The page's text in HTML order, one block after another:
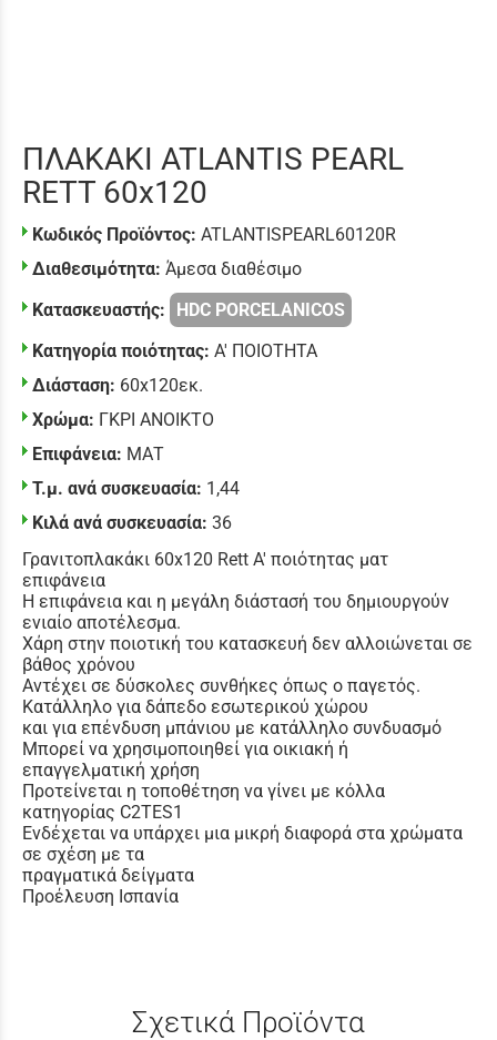
ΠΛΑΚΑΚΙ ATLANTIS PEARL
RETT 60x120
Κωδικός Προϊόντος: ATLANTISPEARL60120R
Διαθεσιμότητα: Άμεσα διαθέσιμο
Κατασκευαστής:
HDC PORCELANICOS
Κατηγορία ποιότητας: Α' ΠΟΙΟΤΗΤΑ
Διάσταση: 60x120εκ.
Χρώμα: ΓΚΡΙ ΑΝΟΙΚΤΟ
Επιφάνεια: ΜΑΤ
Τ.μ. ανά συσκευασία: 1,44
Κιλά ανά συσκευασία: 36
Γρανιτοπλακάκι 60x120 Rett Α' ποιότητας ματ
επιφάνεια
Η επιφάνεια και η μεγάλη διάστασή του δημιουργούν
ενιαίο αποτέλεσμα.
Χάρη στην ποιοτική του κατασκευή δεν αλλοιώνεται σε
βάθος χρόνου
Αντέχει σε δύσκολες συνθήκες όπως ο παγετός.
Κατάλληλο για δάπεδο εσωτερικού χώρου
και για επένδυση μπάνιου με κατάλληλο συνδυασμό
Μπορεί να χρησιμοποιηθεί για οικιακή ή
επαγγελματική χρήση
Προτείνεται η τοποθέτηση να γίνει με κόλλα
κατηγορίας C2TES1
Ενδέχεται να υπάρχει μια μικρή διαφορά στα χρώματα
σε σχέση με τα
πραγματικά δείγματα
Προέλευση Ισπανία
Σχετικά Προϊόντα